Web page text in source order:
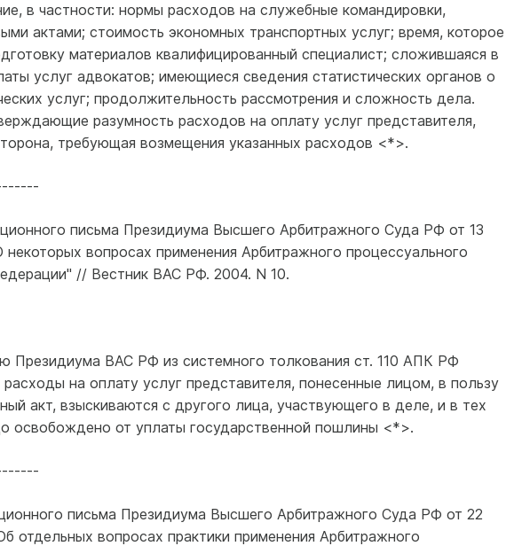
в частности: нормы расходов на служебные командировки,
актами; стоимость экономных транспортных услуг; время, которое
материалов квалифицированный специалист; сложившаяся в
услуг адвокатов; имеющиеся сведения статистических органов о
услуг; продолжительность рассмотрения и сложность дела.
разумность расходов на оплату услуг представителя,
требующая возмещения указанных расходов <*>.
письма Президиума Высшего Арбитражного Суда РФ от 13
некоторых вопросах применения Арбитражного процессуального
// Вестник ВАС РФ. 2004. N 10.
Президиума ВАС РФ из системного толкования ст. 110 АПК РФ
на оплату услуг представителя, понесенные лицом, в пользу
акт, взыскиваются с другого лица, участвующего в деле, и в тех
освобождено от уплаты государственной пошлины <*>.
письма Президиума Высшего Арбитражного Суда РФ от 22
отдельных вопросах практики применения Арбитражного